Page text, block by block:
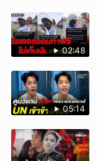
02:48
05:14